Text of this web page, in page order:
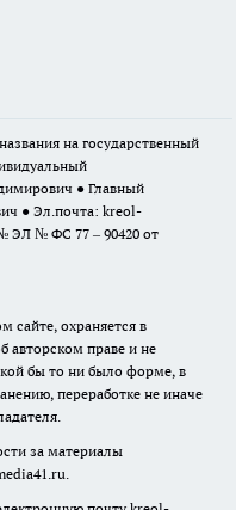
на государственный
● Главный
● Эл.почта: kreol-
№ ЭЛ № ФС 77 – 90420 от
сайте, охраняется в
авторском праве и не
бы то ни было форме, в
переработке не иначе
за материалы